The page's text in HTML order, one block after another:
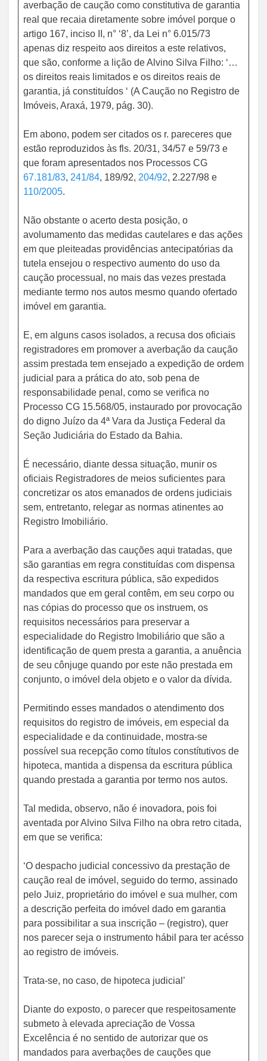
averbação de caução como constitutiva de garantia
real que recaia diretamente sobre imóvel porque o
artigo 167, inciso II, n° ‘8’, da Lei n° 6.015/73
apenas diz respeito aos direitos a este relativos,
que são, conforme a lição de Alvino Silva Filho: ‘…
os direitos reais limitados e os direitos reais de
garantia, já constituídos ‘ (A Caução no Registro de
Imóveis, Araxá, 1979, pág. 30).
Em abono, podem ser citados os r. pareceres que
estão reproduzidos às fls. 20/31, 34/57 e 59/73 e
que foram apresentados nos Processos CG
67.181/83, 241/84, 189/92, 204/92, 2.227/98 e
110/2005.
Não obstante o acerto desta posição, o
avolumamento das medidas cautelares e das ações
em que pleiteadas providências antecipatórias da
tutela ensejou o respectivo aumento do uso da
caução processual, no mais das vezes prestada
mediante termo nos autos mesmo quando ofertado
imóvel em garantia.
E, em alguns casos isolados, a recusa dos oficiais
registradores em promover a averbação da caução
assim prestada tem ensejado a expedição de ordem
judicial para a prática do ato, sob pena de
responsabilidade penal, como se verifica no
Processo CG 15.568/05, instaurado por provocação
do digno Juízo da 4ª Vara da Justiça Federal da
Seção Judiciária do Estado da Bahia.
É necessário, diante dessa situação, munir os
oficiais Registradores de meios suficientes para
concretizar os atos emanados de ordens judiciais
sem, entretanto, relegar as normas atinentes ao
Registro Imobiliário.
Para a averbação das cauções aqui tratadas, que
são garantias em regra constituídas com dispensa
da respectiva escritura pública, são expedidos
mandados que em geral contêm, em seu corpo ou
nas cópias do processo que os instruem, os
requisitos necessários para preservar a
especialidade do Registro Imobiliário que são a
identificação de quem presta a garantia, a anuência
de seu cônjuge quando por este não prestada em
conjunto, o imóvel dela objeto e o valor da dívida.
Permitindo esses mandados o atendimento dos
requisitos do registro de imóveis, em especial da
especialidade e da continuidade, mostra-se
possível sua recepção como títulos constítutivos de
hipoteca, mantida a dispensa da escritura pública
quando prestada a garantia por termo nos autos.
Tal medida, observo, não é inovadora, pois foi
aventada por Alvino Silva Filho na obra retro citada,
em que se verifica:
‘O despacho judicial concessivo da prestação de
caução real de imóvel, seguido do termo, assinado
pelo Juiz, proprietário do imóvel e sua mulher, com
a descrição perfeita do imóvel dado em garantia
para possibilitar a sua inscrição – (registro), quer
nos parecer seja o instrumento hábil para ter acésso
ao registro de imóveis.
Trata-se, no caso, de hipoteca judicial’
Diante do exposto, o parecer que respeitosamente
submeto à elevada apreciação de Vossa
Excelência é no sentido de autorizar que os
mandados para averbações de cauções que